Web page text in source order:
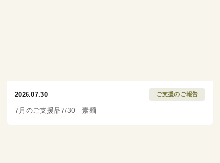
2026.07.30 ご支援のご報告
7月のご支援品7/30 素麺